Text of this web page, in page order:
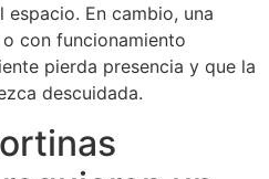
En cambio, una
con funcionamiento
pierda presencia y que la
descuidada.